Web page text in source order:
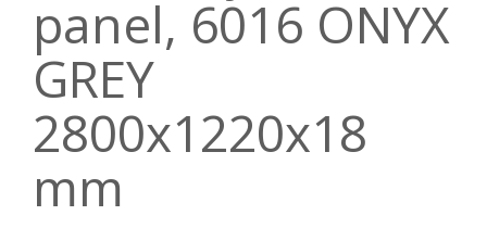
panel, 6016 ONYX
GREY
2800x1220x18
mm